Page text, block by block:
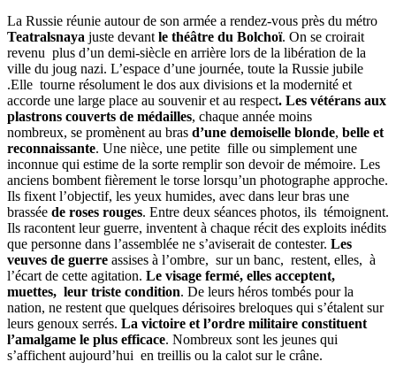
La Russie réunie autour de son armée a rendez-vous près du métro
Teatralsnaya juste devant le théâtre du Bolchoï. On se croirait
revenu plus d’un demi-siècle en arrière lors de la libération de la
ville du joug nazi. L’espace d’une journée, toute la Russie jubile
.Elle tourne résolument le dos aux divisions et la modernité et
accorde une large place au souvenir et au respect. Les vétérans aux
plastrons couverts de médailles, chaque année moins
nombreux, se promènent au bras d’une demoiselle blonde, belle et
reconnaissante. Une nièce, une petite fille ou simplement une
inconnue qui estime de la sorte remplir son devoir de mémoire. Les
anciens bombent fièrement le torse lorsqu’un photographe approche.
Ils fixent l’objectif, les yeux humides, avec dans leur bras une
brassée de roses rouges. Entre deux séances photos, ils témoignent.
Ils racontent leur guerre, inventent à chaque récit des exploits inédits
que personne dans l’assemblée ne s’aviserait de contester. Les
veuves de guerre assises à l’ombre, sur un banc, restent, elles, à
l’écart de cette agitation. Le visage fermé, elles acceptent,
muettes, leur triste condition. De leurs héros tombés pour la
nation, ne restent que quelques dérisoires breloques qui s’étalent sur
leurs genoux serrés. La victoire et l’ordre militaire constituent
l’amalgame le plus efficace. Nombreux sont les jeunes qui
s’affichent aujourd’hui en treillis ou la calot sur le crâne.